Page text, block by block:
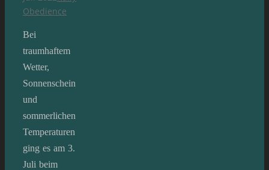
Obedience
Bei
traumhaftem
Wetter,
Sonnenschein
und
sommerlichen
Temperaturen
ging es am 3.
Juli beim